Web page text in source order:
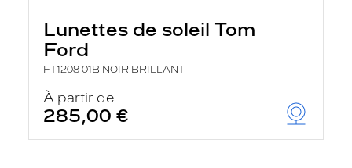
Lunettes de soleil Tom
Ford
FT1208 01B NOIR BRILLANT
À partir de
285,00 €